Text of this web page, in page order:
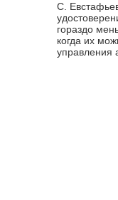
С.
гораздо
когда их
управления